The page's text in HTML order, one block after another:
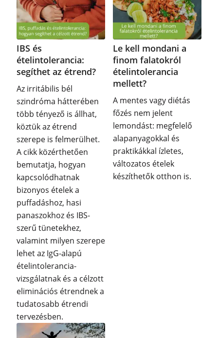
IBS és
ételintolerancia:
segíthet az étrend?
Az irritábilis bél
szindróma hátterében
több tényező is állhat,
köztük az étrend
szerepe is felmerülhet.
A cikk közérthetően
bemutatja, hogyan
kapcsolódhatnak
bizonyos ételek a
puffadáshoz, hasi
panaszokhoz és IBS-
szerű tünetekhez,
valamint milyen szerepe
lehet az IgG-alapú
ételintolerancia-
vizsgálatnak és a célzott
eliminációs étrendnek a
tudatosabb étrendi
tervezésben.
Le kell mondani a
finom falatokról
ételintolerancia
mellett?
A mentes vagy diétás
főzés nem jelent
lemondást: megfelelő
alapanyagokkal és
praktikákkal ízletes,
változatos ételek
készíthetők otthon is.